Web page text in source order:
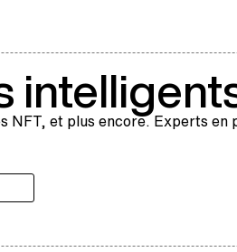
et plus encore. Experts